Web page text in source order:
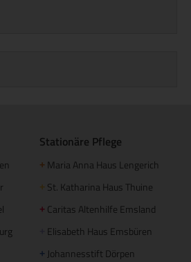
Stationäre Pflege
+ Maria Anna Haus Lengerich
+ St. Katharina Haus Thuine
+ Caritas Altenhilfe Emsland
Elisabeth Haus Emsbüren
+ Johannesstift Dörpen